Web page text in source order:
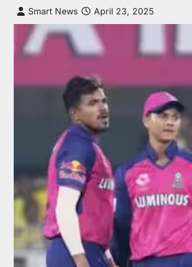
Smart News April 23, 2025